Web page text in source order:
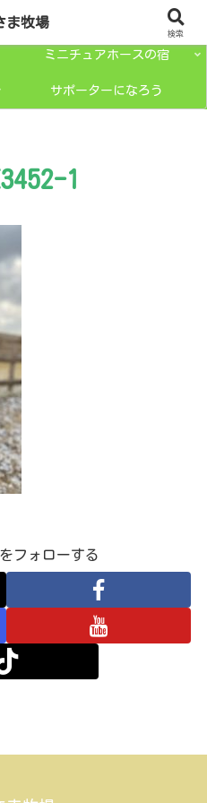
ミニチュアホースとは？
ミニチュアホースの宿
サポーターになろう
1
フォローする
ま牧場
検索